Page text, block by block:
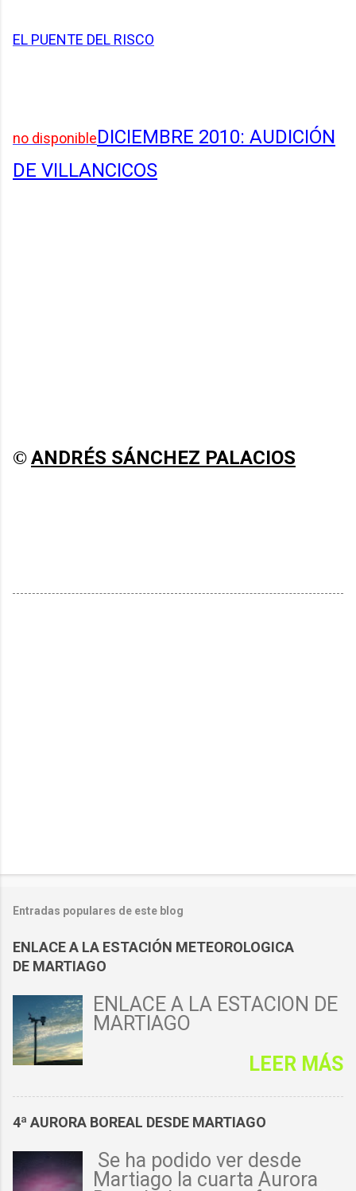
EL PUENTE DEL RISCO
no disponibleDICIEMBRE 2010: AUDICIÓN
DE VILLANCICOS
©ANDRÉS SÁNCHEZ PALACIOS
Entradas populares de este blog
ENLACE A LA ESTACIÓN METEOROLOGICA
DE MARTIAGO
ENLACE A LA ESTACIÓN DE
MARTIAGO
LEER MÁS
4ª AURORA BOREAL DESDE MARTIAGO
Se ha podido ver desde
Martiago la cuarta Aurora